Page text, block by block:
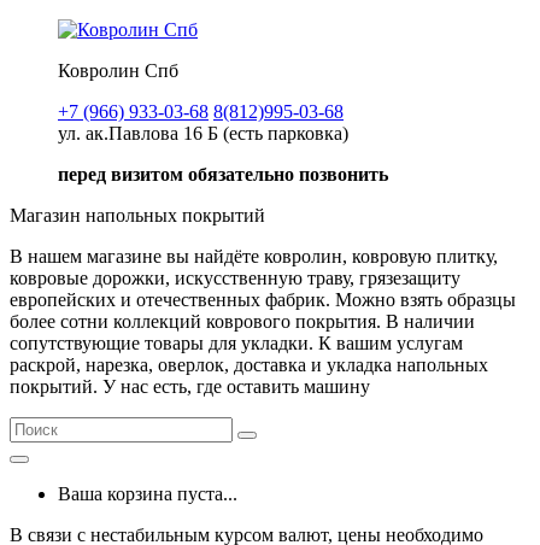
Ковролин Спб
+7 (966) 933-03-68 8(812)995-03-68
ул. ак.Павлова 16 Б (есть парковка)
перед визитом обязательно позвонить
Магазин напольных покрытий
В нашем магазине вы найдёте ковролин, ковровую плитку,
ковровые дорожки, искусственную траву, грязезащиту
европейских и отечественных фабрик. Можно взять образцы
более сотни коллекций коврового покрытия. В наличии
сопутствующие товары для укладки. К вашим услугам
раскрой, нарезка, оверлок, доставка и укладка напольных
покрытий. У нас есть, где оставить машину
Ваша корзина пуста...
В связи с нестабильным курсом валют, цены необходимо